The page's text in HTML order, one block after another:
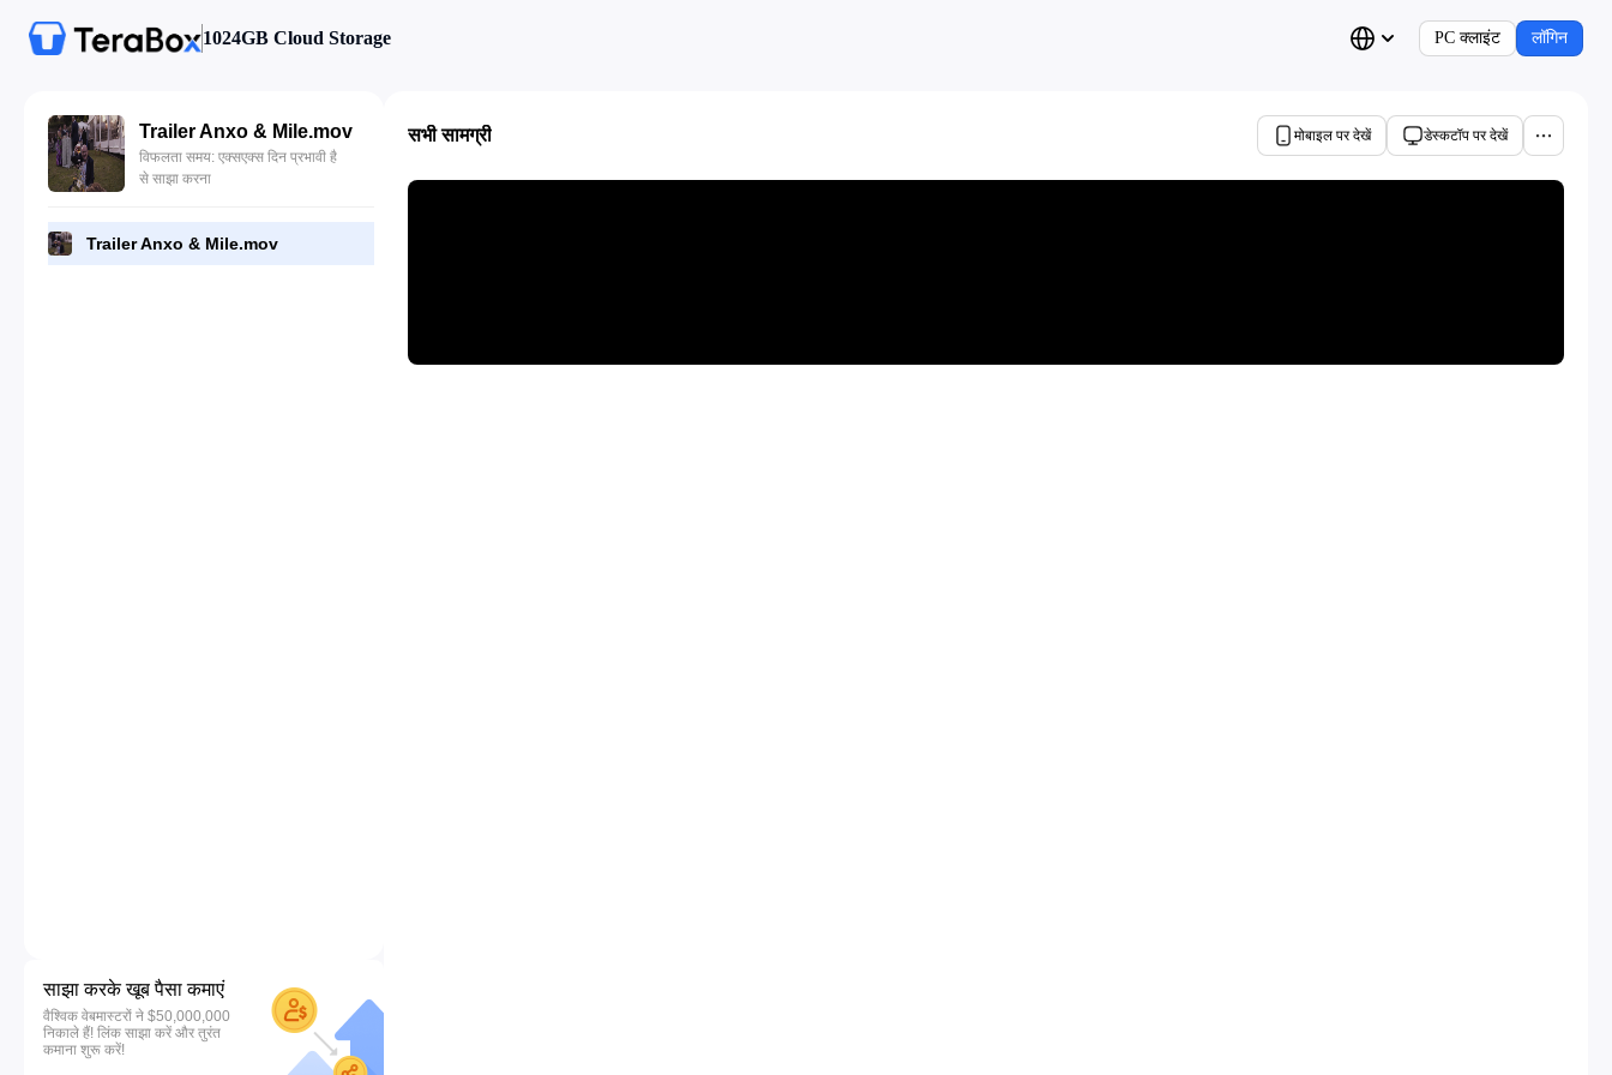
1024GB Cloud Storage PC क्लाइंट लॉगिन
Trailer Anxo & Mile.mov
विफलता समय: एक्सएक्स दिन प्रभावी है
से साझा करना
Trailer Anxo & Mile.mov
साझा करके खूब पैसा कमाएं
वैश्विक वेबमास्टरों ने $50,000,000
निकाले हैं! लिंक साझा करें और तुरंत
कमाना शुरू करें!
सभी सामग्री मोबाइल पर देखें डेस्कटॉप पर देखें